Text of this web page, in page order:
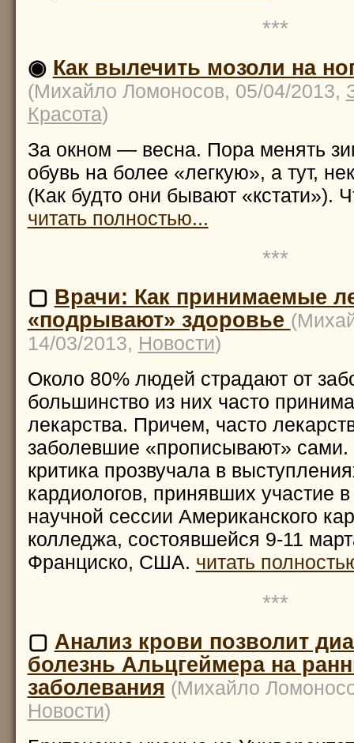
***
◉ Как вылечить мозоли на
(Михайло Ломоносов, 05/04/2013,
Красота)
За окном — весна. Пора менять
обувь на более «легкую», а тут,
(Как будто они бывают «кстати»).
читать полностью...
***
▢ Врачи: Как принимаемые
«подрывают» здоровье
14/03/2013, Новости)
Около 80% людей страдают от
большинство из них часто
лекарства. Причем, часто
заболевшие «прописывают» сами.
критика прозвучала в
кардиологов, принявших участие
научной сессии Американского
колледжа, состоявшейся 9-11
Франциско, США. читать
***
▢ Анализ крови позволит
болезнь Альцгеймера на
заболевания (Михайло
Новости)